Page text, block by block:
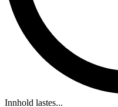
Innhold lastes...